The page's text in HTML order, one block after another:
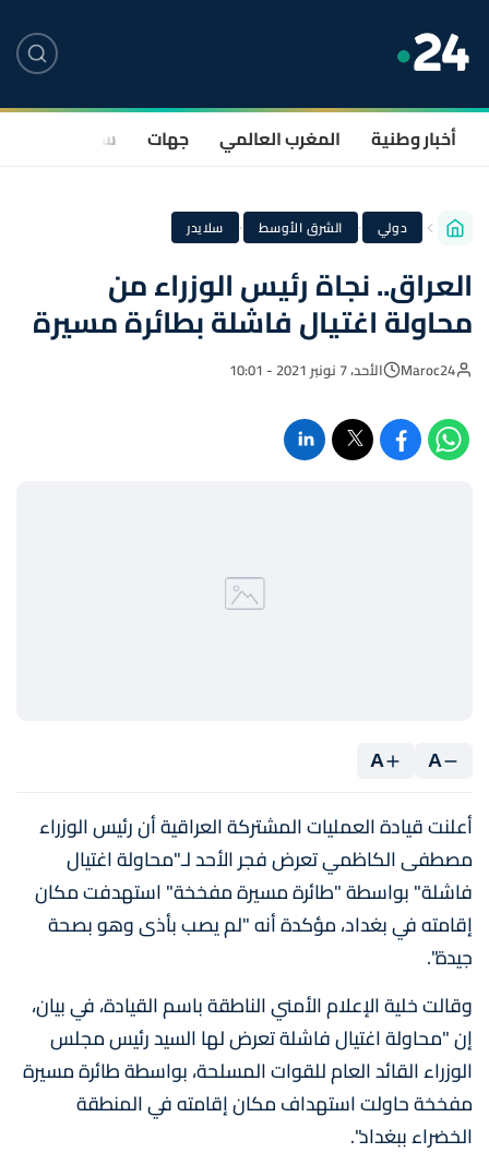
أخبار وطنية المغرب العالمي جهات سياسة
دولي · الشرق الأوسط · سلايدر
العراق.. نجاة رئيس الوزراء من
محاولة اغتيال فاشلة بطائرة مسيرة
Maroc24 الأحد، 7 نونبر 2021 - 10:01
A
A
أعلنت قيادة العمليات المشتركة العراقية أن رئيس الوزراء
مصطفى الكاظمي تعرض فجر الأحد لـ"محاولة اغتيال
فاشلة" بواسطة "طائرة مسيرة مفخخة" استهدفت مكان
إقامته في بغداد، مؤكدة أنه "لم يصب بأذى وهو بصحة
جيدة".
وقالت خلية الإعلام الأمني الناطقة باسم القيادة، في بيان،
إن "محاولة اغتيال فاشلة تعرض لها السيد رئيس مجلس
الوزراء القائد العام للقوات المسلحة، بواسطة طائرة مسيرة
مفخخة حاولت استهداف مكان إقامته في المنطقة
الخضراء ببغداد".